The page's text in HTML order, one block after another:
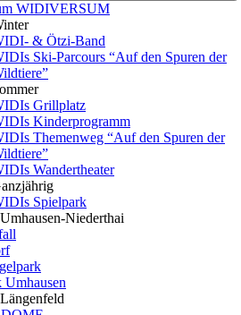
WIDIVERSUM
& Ötzi-Band
Ski-Parcours “Auf den Spuren der
Grillplatz
Kinderprogramm
Themenweg “Auf den Spuren der
Wandertheater
Spielpark
Niederthai
Umhausen